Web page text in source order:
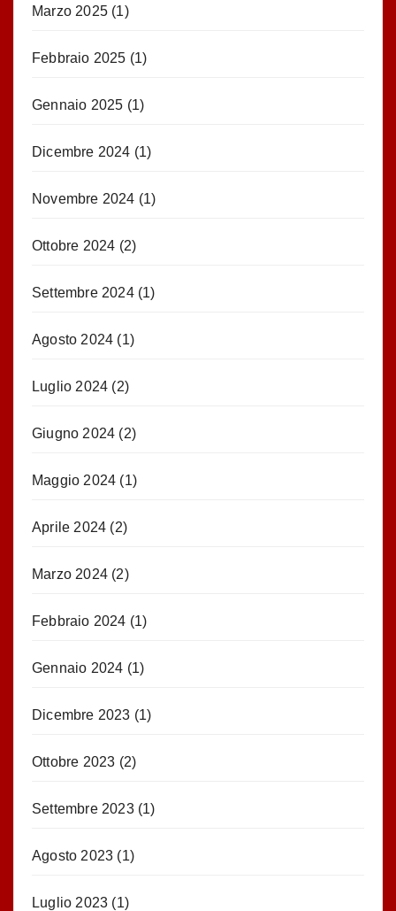
Marzo 2025 (1)
Febbraio 2025 (1)
Gennaio 2025 (1)
Dicembre 2024 (1)
Novembre 2024 (1)
Ottobre 2024 (2)
Settembre 2024(1)
Agosto 2024 (1)
Luglio 2024 (2)
Giugno 2024 (2)
Maggio 2024 (1)
Aprile 2024 (2)
Marzo 2024 (2)
Febbraio 2024 (1)
Gennaio 2024 (1)
Dicembre 2023 (1)
Ottobre 2023 (2)
Settembre 2023(1)
Agosto 2023 (1)
Luglio 2023 (1)